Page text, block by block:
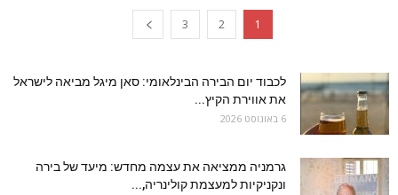
1
2
3
לכבוד יום הבירה הבינלאומי: סאן מיגל מביאה לישראל
את אווירת הקיץ...
6 באוגוסט 2026
גרמניה ממציאה את עצמה מחדש: מיעד של בירה
ונקניקיות למעצמת קולינריה,...